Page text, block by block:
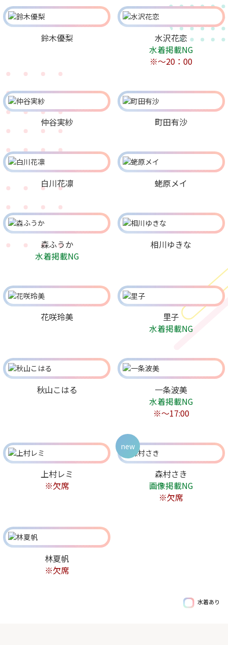
鈴木優梨
水沢花恋
水着掲載NG
※～20：00
仲谷実紗 町田有沙
白川花凛 蛯原メイ
森ふうか
水着掲載NG
相川ゆきな
花咲玲美
里子
水着掲載NG
秋山こはる
一条波美
水着掲載NG
※～17:00
上村レミ
※欠席
森村さき
画像掲載NG
※欠席
new
林夏帆
※欠席
水着あり